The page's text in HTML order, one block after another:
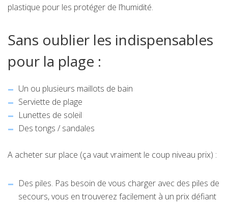
plastique pour les protéger de l’humidité.
Sans oublier les indispensables
pour la plage :
Un ou plusieurs maillots de bain
Serviette de plage
Lunettes de soleil
Des tongs / sandales
A acheter sur place (ça vaut vraiment le coup niveau prix) :
Des piles. Pas besoin de vous charger avec des piles de
secours, vous en trouverez facilement à un prix défiant